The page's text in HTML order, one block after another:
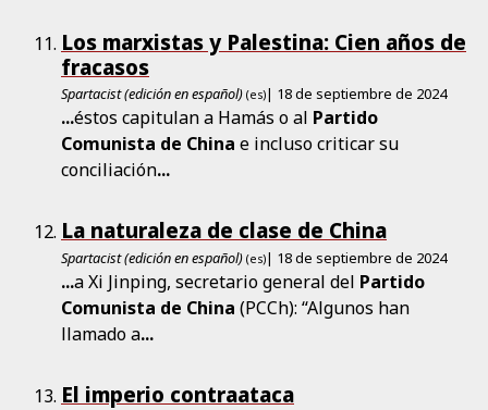
Los marxistas y Palestina: Cien años de
fracasos
Spartacist (edición en español) (es)| 18 de septiembre de 2024
...éstos capitulan a Hamás o al Partido
Comunista de China e incluso criticar su
conciliación...
La naturaleza de clase de China
Spartacist (edición en español) (es)| 18 de septiembre de 2024
...a Xi Jinping, secretario general del Partido
Comunista de China (PCCh): “Algunos han
llamado a...
El imperio contraataca